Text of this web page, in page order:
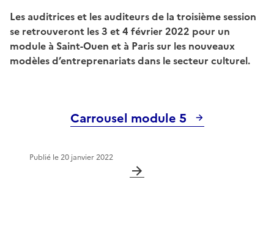
Les auditrices et les auditeurs de la troisième session
se retrouveront les 3 et 4 février 2022 pour un
module à Saint-Ouen et à Paris sur les nouveaux
modèles d’entreprenariats dans le secteur culturel.
Carrousel module 5
Publié le20 janvier 2022